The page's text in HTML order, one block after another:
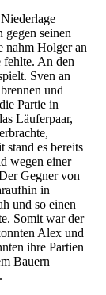
gegen seinen
nahm Holger an
fehlte. An den
Sven an
und
Partie in
Läuferpaar,
stand es bereits
wegen einer
Gegner von
in
und so einen
Somit war der
Alex und
ihre Partien
Bauern